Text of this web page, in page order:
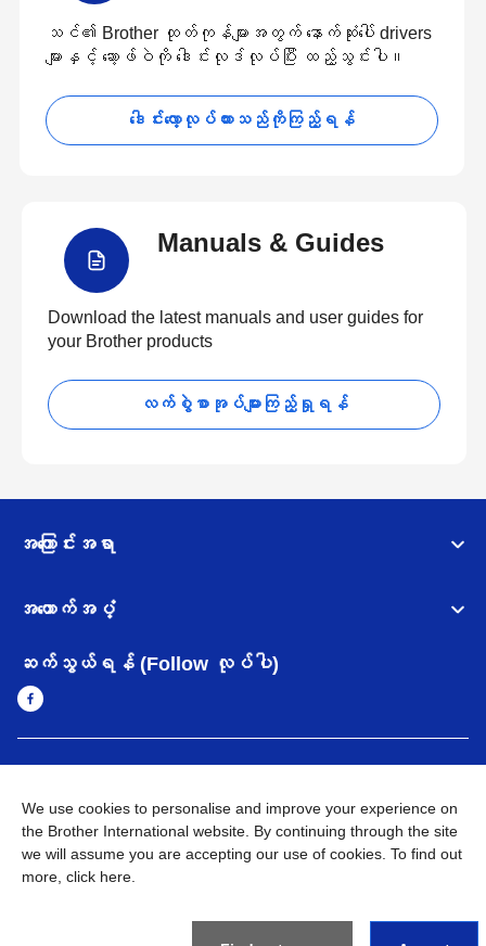
သင်၏ Brother ထုတ်ကုန်များအတွက် နောက်ဆုံးပေါ် drivers
များနှင့် ဆော့ဖ်ဝဲကို ဒေါင်းလုဒ်လုပ်ပြီး ထည့်သွင်းပါ။
ဒေါင်းလော့လုပ်ထားသည်ကိုကြည့်ရန်
Manuals & Guides
Download the latest manuals and user guides for
your Brother products
လက်စွဲစာအုပ်များကြည့်ရှုရန်
အကြောင်းအရာ
အထောက်အပံ့
ဆက်သွယ်ရန် (Follow လုပ်ပါ)
အချက်အလက်မူဝါဒ အသုံးပြုမူဝါဒ
သုံးစွဲရန် ဝက်ဆိုဒ်အညွှန်း
Brother Global ဝက်ဆိုဒ်သို့သွားရန်
We use cookies to personalise and improve your experience on
the Brother International website. By continuing through the site
we will assume you are accepting our use of cookies. To find out
more, click here